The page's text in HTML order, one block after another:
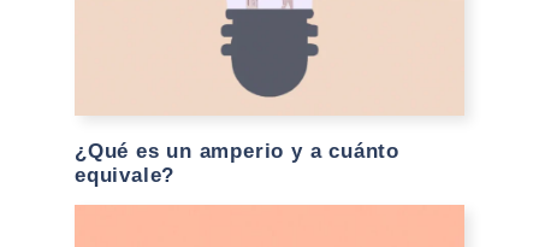
¿Qué es un amperio y a cuánto
equivale?